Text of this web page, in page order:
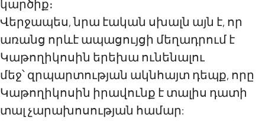
կարծիք։
Վերջապես, նրա էական սխալն այն է, որ
առանց որևէ ապացույցի մեղադրում է
Կաթողիկոսին երեխա ունենալու
մեջ՝ զրպարտության ակնհայտ դեպք, որը
Կաթողիկոսին իրավունք է տալիս դատի
տալ չարախոսության համար: